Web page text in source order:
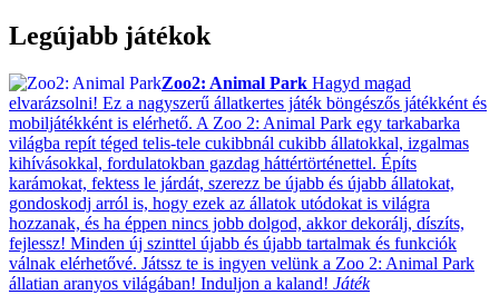
Legújabb játékok
Zoo2: Animal Park Hagyd magad
elvarázsolni! Ez a nagyszerű állatkertes játék böngészős játékként és
mobiljátékként is elérhető. A Zoo 2: Animal Park egy tarkabarka
világba repít téged telis-tele cukibbnál cukibb állatokkal, izgalmas
kihívásokkal, fordulatokban gazdag háttértörténettel. Építs
karámokat, fektess le járdát, szerezz be újabb és újabb állatokat,
gondoskodj arról is, hogy ezek az állatok utódokat is világra
hozzanak, és ha éppen nincs jobb dolgod, akkor dekorálj, díszíts,
fejlessz! Minden új szinttel újabb és újabb tartalmak és funkciók
válnak elérhetővé. Játssz te is ingyen velünk a Zoo 2: Animal Park
állatian aranyos világában! Induljon a kaland! Játék